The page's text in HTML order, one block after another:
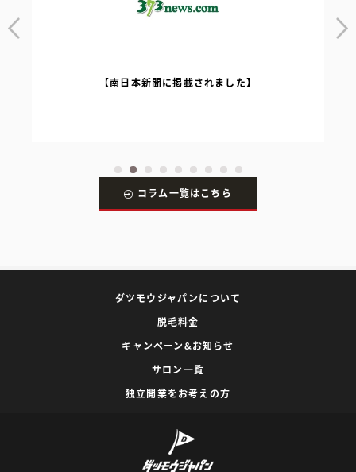
【南日本新聞に掲載されました】
コラム一覧はこちら
ダツモウジャパンについて
脱毛料金
キャンペーン&お知らせ
サロン一覧
独立開業をお考えの方